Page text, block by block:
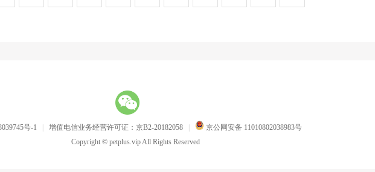
号-1 增值电信业务经营许可证：京B2-20182058
京公网安备 11010802038983号
Copyright © petplus.vip All Rights Reserved